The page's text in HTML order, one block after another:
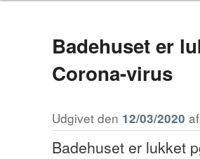
Badehuset er
Corona-virus
Udgivet den 12/03/2020 af
Badehuset er lukket